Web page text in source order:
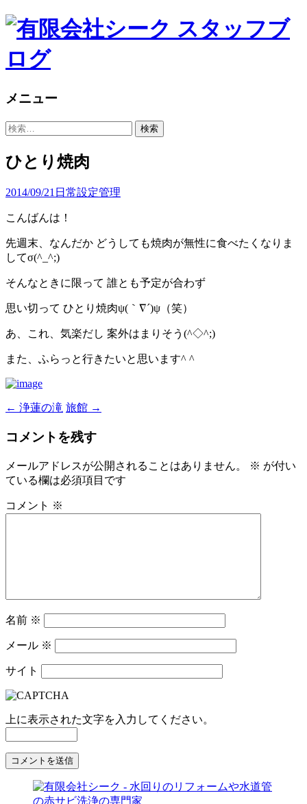
メニュー
コ
テ
ン
へ
ス
ッ
プ
検
ひとり焼肉
2014/09/21 日常設定管理
こんばんは！
先週末、なんだか どうしても焼肉が無性に食べたくなりま
してσ(^_^;)
そんなときに限って 誰とも予定が合わず
思い切って ひとり焼肉ψ(｀∇´)ψ（笑）
あ、これ、気楽だし 案外はまりそう(^◇^;)
また、ふらっと行きたいと思います^ ^
投
稿
ビ
ゲ
← 浄蓮の滝 旅館 →
コメントを残す
メールアドレスが公開されることはありません。 ※ が付い
ている欄は必須項目です
コメント ※
名前 ※
メール ※
サイト
上に表示された文字を入力してください。